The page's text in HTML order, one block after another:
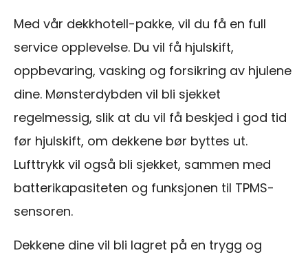
Med vår dekkhotell-pakke, vil du få en full
service opplevelse. Du vil få hjulskift,
oppbevaring, vasking og forsikring av hjulene
dine. Mønsterdybden vil bli sjekket
regelmessig, slik at du vil få beskjed i god tid
før hjulskift, om dekkene bør byttes ut.
Lufttrykk vil også bli sjekket, sammen med
batterikapasiteten og funksjonen til TPMS-
sensoren.
Dekkene dine vil bli lagret på en trygg og